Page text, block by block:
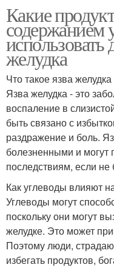
Какие
содержанием
использовать
желудка
Что такое язва желудка
Язва желудка - это
воспаление в
быть связано с
раздражение и боль.
болезненными и могут
последствиям, если не
Как углеводы влияют
Углеводы могут
поскольку они могут
желудке. Это может
Поэтому люди,
избегать продуктов,